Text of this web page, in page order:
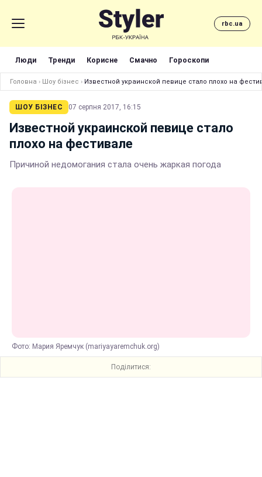
rbc.ua
Люди Тренди Корисне Смачно Гороскопи
Головна › Шоу бізнес › Известной украинской певице стало плохо на
ШОУ БІЗНЕС 07 серпня 2017, 16:15
Известной украинской певице стало
плохо на фестивале
Причиной недомогания стала очень жаркая погода
Фото: Мария Яремчук (mariyayaremchuk.org)
Поділитися: